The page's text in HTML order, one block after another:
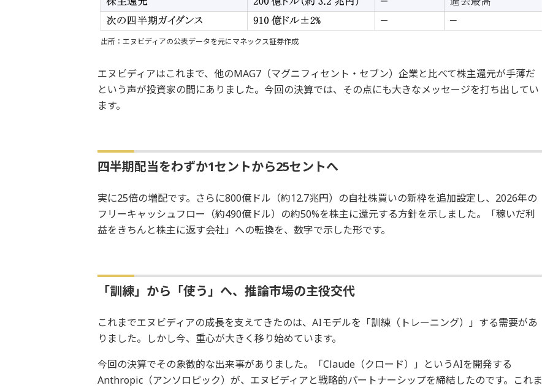
出所：エヌビディアの公表データを元にマネックス証券作成
エヌビディアはこれまで、他のMAG7（マグニフィセント・セブン）企業と比べて株主還元が手薄だ
という声が投資家の間にありました。今回の決算では、その点にも大きなメッセージを打ち出してい
ます。
四半期配当をわずか1セントから25セントへ
実に25倍の増配です。さらに800億ドル（約12.7兆円）の自社株買いの新枠を追加設定し、2026年の
フリーキャッシュフロー（約490億ドル）の約50%を株主に還元する方針を示しました。「稼いだ利
益をきちんと株主に返す会社」への転換を、数字で示した形です。
「訓練」から「使う」へ、推論市場の主役交代
これまでエヌビディアの成長を支えてきたのは、AIモデルを「訓練（トレーニング）」する需要があ
りました。しかし今、重心が大きく移り始めています。
今回の決算でその象徴的な出来事がありました。「Claude（クロード）」というAIを開発する
Anthropic（アンソロピック）が、エヌビディアと戦略的パートナーシップを締結したのです。これま